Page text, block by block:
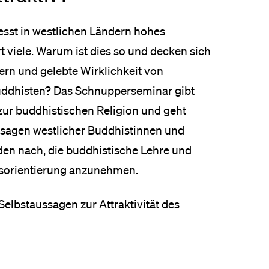
in westlichen Ländern hohes
viele. Warum ist dies so und decken sich
und gelebte Wirklichkeit von
Das Schnupperseminar gibt
buddhistischen Religion und geht
westlicher Buddhistinnen und
nach, die buddhistische Lehre und
anzunehmen.
zur Attraktivität des